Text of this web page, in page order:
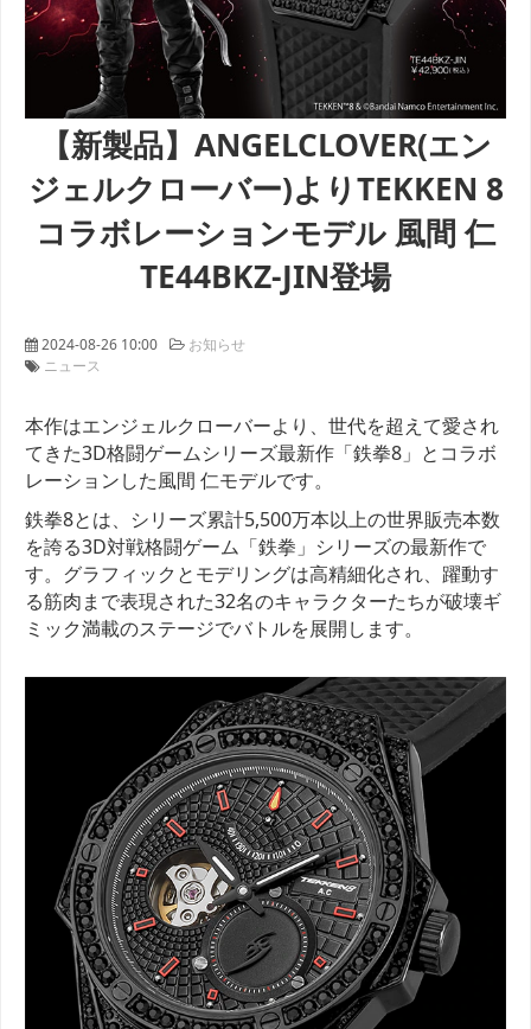
【新製品】ANGELCLOVER(エン
ジェルクローバー)よりTEKKEN 8
コラボレーションモデル 風間 仁
TE44BKZ-JIN登場
2024-08-26 10:00
お知らせ
ニュース
本作はエンジェルクローバーより、世代を超えて愛され
てきた3D格闘ゲームシリーズ最新作「鉄拳8」とコラボ
レーションした風間 仁モデルです。
鉄拳8とは、シリーズ累計5,500万本以上の世界販売本数
を誇る3D対戦格闘ゲーム「鉄拳」シリーズの最新作で
す。グラフィックとモデリングは高精細化され、躍動す
る筋肉まで表現された32名のキャラクターたちが破壊ギ
ミック満載のステージでバトルを展開します。